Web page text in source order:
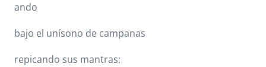
ando
bajo el unísono de campanas
repicando sus mantras: